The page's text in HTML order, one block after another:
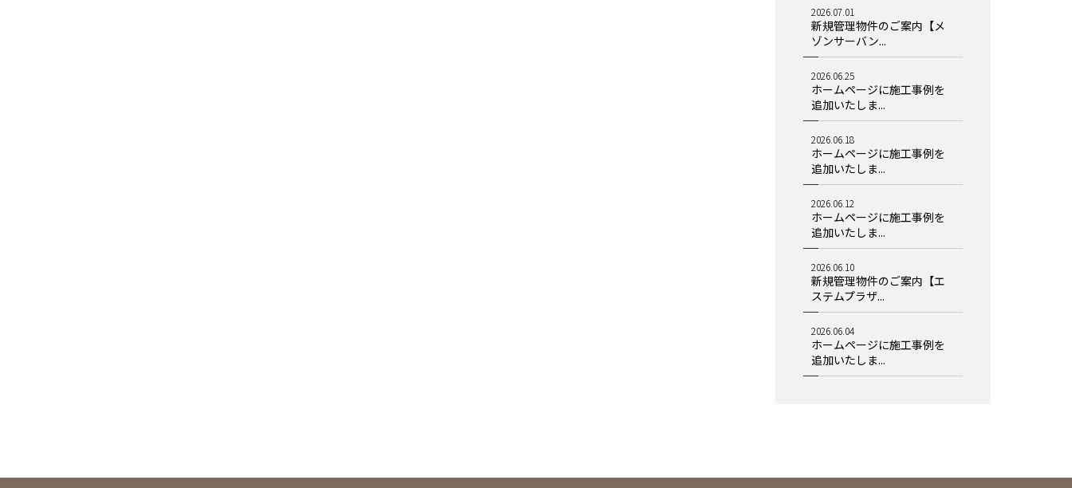
2026.07.01
新規管理物件のご案内【メ
ゾンサーバン...
2026.06.25
ホームページに施工事例を
追加いたしま...
2026.06.18
ホームページに施工事例を
追加いたしま...
2026.06.12
ホームページに施工事例を
追加いたしま...
2026.06.10
新規管理物件のご案内【エ
ステムプラザ...
2026.06.04
ホームページに施工事例を
追加いたしま...